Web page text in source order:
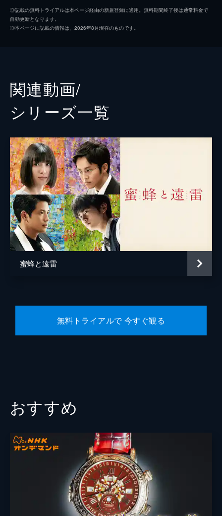
コンクールという厳しい現実に押しつぶされ
そうになりながらも成長していく姿を描いた
向きあう若者たちの姿を伝える。
59分
◎記載の無料トライアルは本ページ経由の新規登録に適用。無料期間終了後は通常料金で
自動更新となります。
◎本ページに記載の情報は、2026年8月現在のものです。
関連動画/
シリーズ⼀覧
蜜蜂と遠雷
無料トライアルで 今すぐ観る
おすすめ